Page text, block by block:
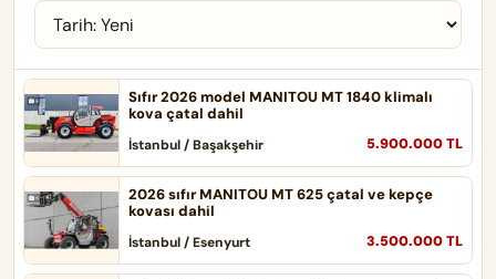
Sıfır 2026 model MANITOU MT 1840 klimalı
kova çatal dahil
5.900.000 TL
İstanbul / Başakşehir
2026 sıfır MANITOU MT 625 çatal ve kepçe
kovası dahil
3.500.000 TL
İstanbul / Esenyurt